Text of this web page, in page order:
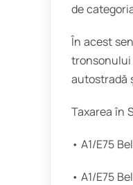
de
În acest
tronsonului
autostradă
Taxarea în
• A1/E75
• A1/E75